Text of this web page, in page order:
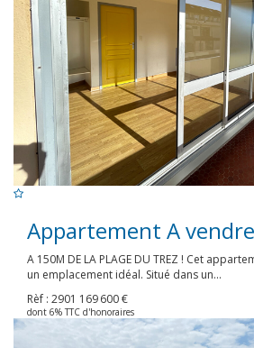
Appartement A vendre
A 150M DE LA PLAGE DU TREZ ! Cet
un emplacement idéal. Situé dans un...
Rèf : 2901 169 600 €
dont 6% TTC d'honoraires